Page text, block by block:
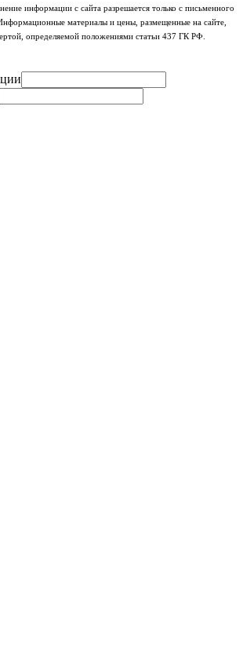
информации с сайта разрешается только с письменного
Информационные материалы и цены, размещенные на сайте,
определяемой положениями статьи 437 ГК РФ.